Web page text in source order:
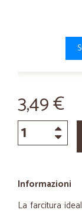
3,49 €
Informazioni
La farcitura